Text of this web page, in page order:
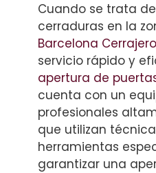
Cuando se trata
cerraduras en la
Barcelona
servicio rápido y
apertura de
cuenta con un
profesionales
que utilizan
herramientas
garantizar una